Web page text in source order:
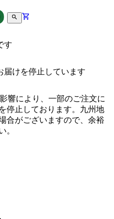
す
届けを停止しています
響により、一部のご注文に
停止しております。九州地
合がございますので、余裕
。